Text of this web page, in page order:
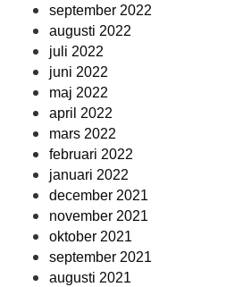
september 2022
augusti 2022
juli 2022
juni 2022
maj 2022
april 2022
mars 2022
februari 2022
januari 2022
december 2021
november 2021
oktober 2021
september 2021
augusti 2021